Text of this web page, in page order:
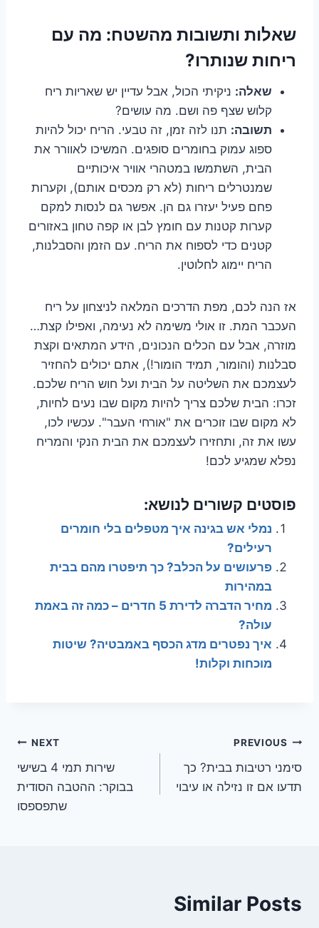
שאלות ותשובות מהשטח: מה עם
ריחות שנותרו?
שאלה: ניקיתי הכול, אבל עדיין יש שאריות ריח
קלוש שצף פה ושם. מה עושים?
תשובה: תנו לזה זמן, זה טבעי. הריח יכול להיות
ספוג עמוק בחומרים סופגים. המשיכו לאוורר את
הבית, השתמשו במטהרי אוויר איכותיים
שמנטרלים ריחות (לא רק מכסים אותם), וקערות
פחם פעיל יעזרו גם הן. אפשר גם לנסות למקם
קערות קטנות עם חומץ לבן או קפה טחון באזורים
קטנים כדי לספוח את הריח. עם הזמן והסבלנות,
הריח יימוג לחלוטין.
אז הנה לכם, מפת הדרכים המלאה לניצחון על ריח
העכבר המת. זו אולי משימה לא נעימה, ואפילו קצת…
מוזרה, אבל עם הכלים הנכונים, הידע המתאים וקצת
סבלנות (והומור, תמיד הומור!), אתם יכולים להחזיר
לעצמכם את השליטה על הבית ועל חוש הריח שלכם.
זכרו: הבית שלכם צריך להיות מקום שבו נעים לחיות,
לא מקום שבו זוכרים את "אורחי העבר". עכשיו לכו,
עשו את זה, ותחזירו לעצמכם את הבית הנקי והמריח
נפלא שמגיע לכם!
פוסטים קשורים לנושא:
נמלי אש בגינה איך מטפלים בלי חומרים
רעילים?
פרעושים על הכלב? כך תיפטרו מהם בבית
במהירות
מחיר הדברה לדירת 5 חדרים – כמה זה באמת
עולה?
איך נפטרים מדג הכסף באמבטיה? שיטות
מוכחות וקלות!
ניווט
PREVIOUS
סימני רטיבות בבית? כך
תדעו אם זו נזילה או עיבוי
NEXT
שירות תמי 4 בשישי
בבוקר: ההטבה הסודית
שתפספסו
Similar Posts